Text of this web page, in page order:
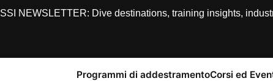
SSI NEWSLETTER: Dive destinations, training insights,
Programmi di addestramentoCorsi ed